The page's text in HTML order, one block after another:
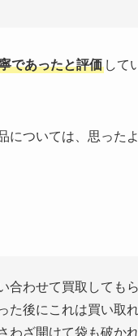
であったと評価 して
については、思った
合わせて買取しても
た後にこれは買い取
わざ開けて袋も破か